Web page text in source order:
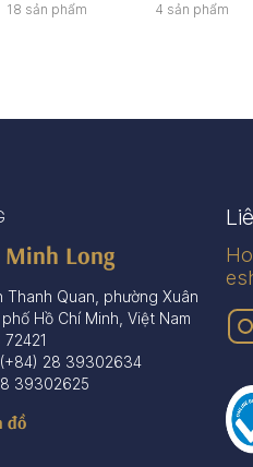
18 sản phẩm 4 sản phẩm
Minh Long
Thanh Quan, phường Xuân
Hồ Chí Minh, Việt Nam
28 39302634
39302625
đồ